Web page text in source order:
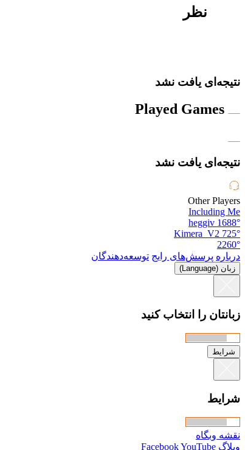
نظر
نتیجه‌ای یافت نشد
Played Games
نتیجه‌ای یافت نشد
Other Players
Including Me
1688°
heggiv
725°
Kimera_V2
2260°
درباره پرسش‌های رایج توسعه‌دهندگان
زبان (Language)
زبانتان را انتخاب کنید
شرایط
شرایط
نقشه وبگاه
وبلاگ
FacebookYouTube